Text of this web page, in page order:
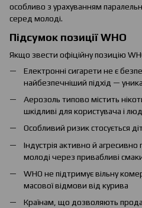
особливо з урахуванням
серед молоді.
Підсумок позиції WHO
Якщо звести офіційну позицію
Електронні сигарети не є
найбезпечніший підхід —
Аерозоль типово містить
шкідливі для користувача і
Особливий ризик стосується
Індустрія активно й
молоді через привабливі
WHO не підтримує вільну
масової відмови від курива
Країнам, що дозволяють